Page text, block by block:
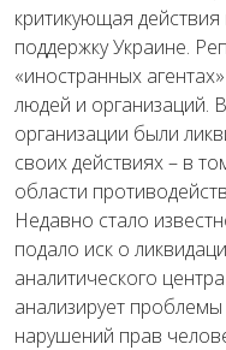
критикующая
поддержку Украине.
«иностранных
людей и организаций.
организации были
своих действиях – в
области
Недавно стало
подало иск о
аналитического
анализирует
нарушений прав